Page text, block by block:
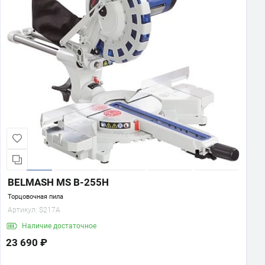
BELMASH MS B-255H
Торцовочная пила
Артикул: S217A
Наличие достаточное
23 690 ₽